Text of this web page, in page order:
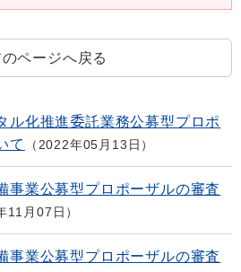
ページへ戻る
ル化推進委託業務公募型プロポ
て
2022年05月13日
事業公募型プロポーザルの審査
11月07日
事業公募型プロポーザルの審査